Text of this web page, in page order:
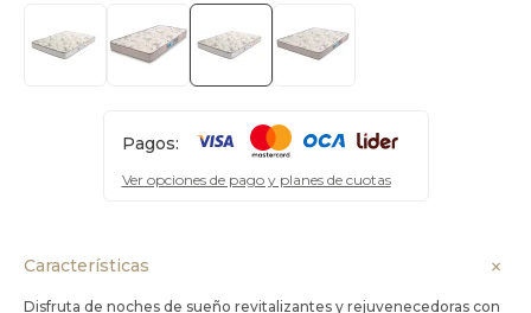
Pagos:
Ver opciones de pago y planes de cuotas
Características
Disfruta de noches de sueño revitalizantes y rejuvenecedoras con